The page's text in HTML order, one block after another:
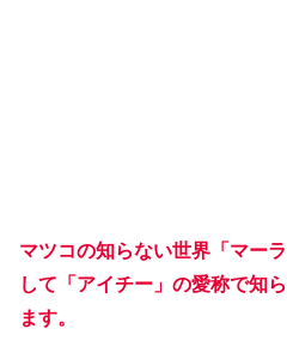
マツコの知らない世界「マー
して「アイチー」の愛称で知
ます。